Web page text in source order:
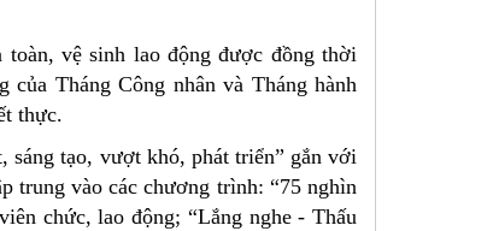
toàn, vệ sinh lao động được đồng thời
Tháng Công nhân và Tháng hành
thực.
sáng tạo, vượt khó, phát triển” gắn với
vào các chương trình: “75 nghìn
chức, lao động; “Lắng nghe - Thấu